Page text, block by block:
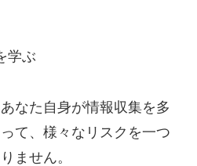
学ぶ
なた自身が情報収集を多
て、様々なリスクを一つ
ません。